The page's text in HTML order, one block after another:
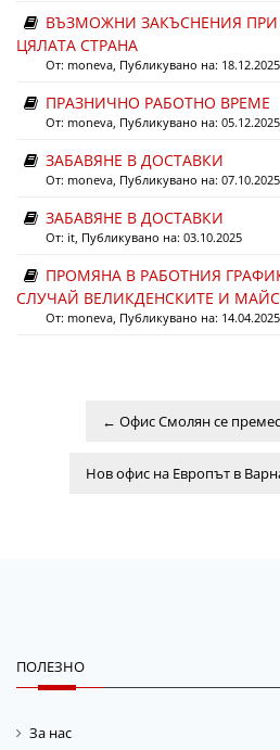
ВЪЗМОЖНИ ЗАКЪСНЕНИЯ ПРИ
ЦЯЛАТА СТРАНА
От: moneva, Публикувано на: 18.12.2025
ПРАЗНИЧНО РАБОТНО ВРЕМЕ
От: moneva, Публикувано на: 05.12.2025
ЗАБАВЯНЕ В ДОСТАВКИ
От: moneva, Публикувано на: 07.10.2025
ЗАБАВЯНЕ В ДОСТАВКИ
От: it, Публикувано на: 03.10.2025
ПРОМЯНА В РАБОТНИЯ
СЛУЧАЙ ВЕЛИКДЕНСКИТЕ И
От: moneva, Публикувано на: 14.04.2025
← Офис Смолян се
Нов офис на Европът в
ПОЛЕЗНО
За нас